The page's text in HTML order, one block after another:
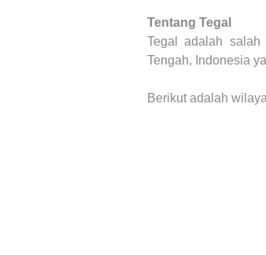
Tentang Tegal
Tegal adalah
Tengah, Indonesia
Berikut adalah